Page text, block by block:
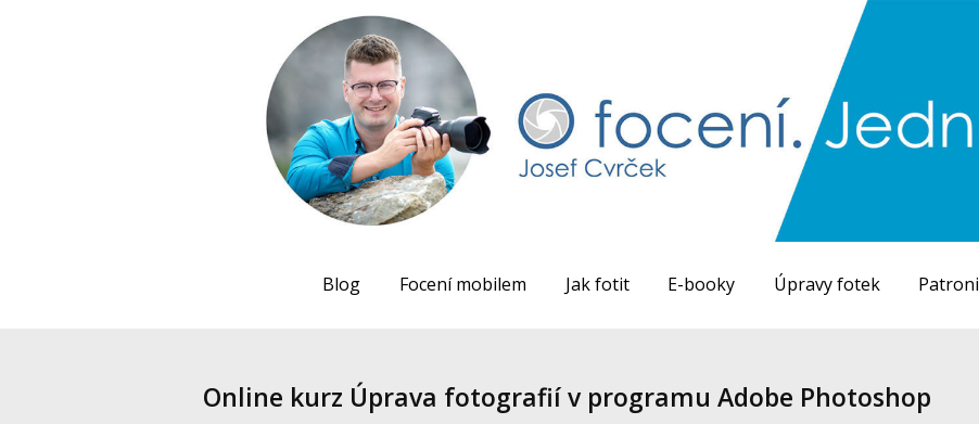
Blog Focení mobilem Jak fotit E-booky Úpravy fotek Patroni
Online kurz Úprava fotografií v programu Adobe Photoshop